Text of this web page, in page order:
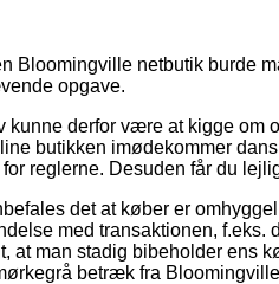
Bloomingville netbutik burde
opgave.
kunne derfor være at kigge
butikken imødekommer
reglerne. Desuden får du
det at køber er
med transaktionen, f.eks.
at man stadig bibeholder ens
betræk fra